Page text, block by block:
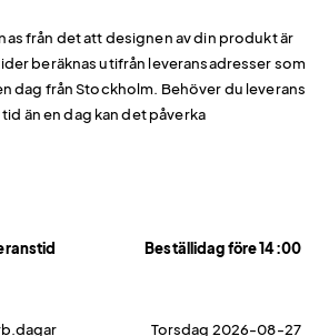
från det att designen av din produkt är
beräknas utifrån leveransadresser som
dag från Stockholm. Behöver du leverans
än en dag kan det påverka
Beställidag före 14:00
Torsdag 2026-08-27